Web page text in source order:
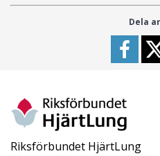
Dela
Riksförbundet HjärtLung